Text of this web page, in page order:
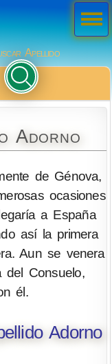
Apellido
Adorno
de Génova,
ocasiones
a España
así la primera
Aun se venera
del Consuelo,
él.
Adorno
Men
ú